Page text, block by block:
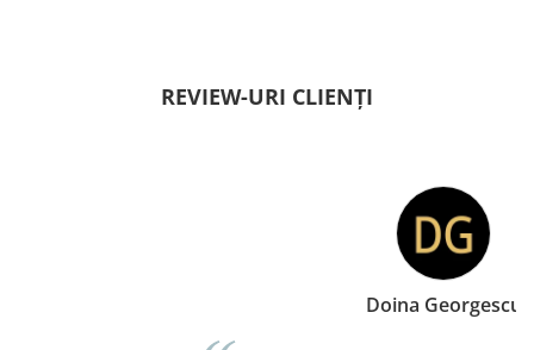
REVIEW-URI CLIENȚI